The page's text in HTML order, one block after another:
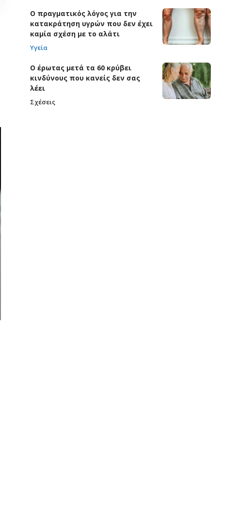
Ο πραγματικός λόγος για την
κατακράτηση υγρών που δεν έχει
καμία σχέση με το αλάτι
Υγεία
Ο έρωτας μετά τα 60 κρύβει
κινδύνους που κανείς δεν σας
λέει
Σχέσεις